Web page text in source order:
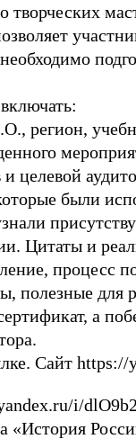
регион,
и целевой
были
Цитаты и
процесс
полезные для
а
Сайт
i/
«История